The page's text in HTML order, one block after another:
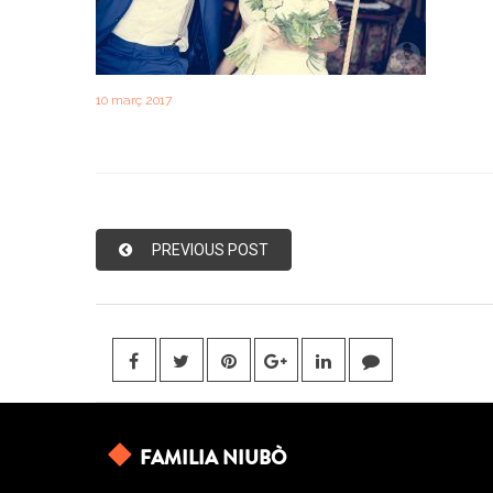
10 març 2017
PREVIOUS POST
FAMILIA NIUBÒ